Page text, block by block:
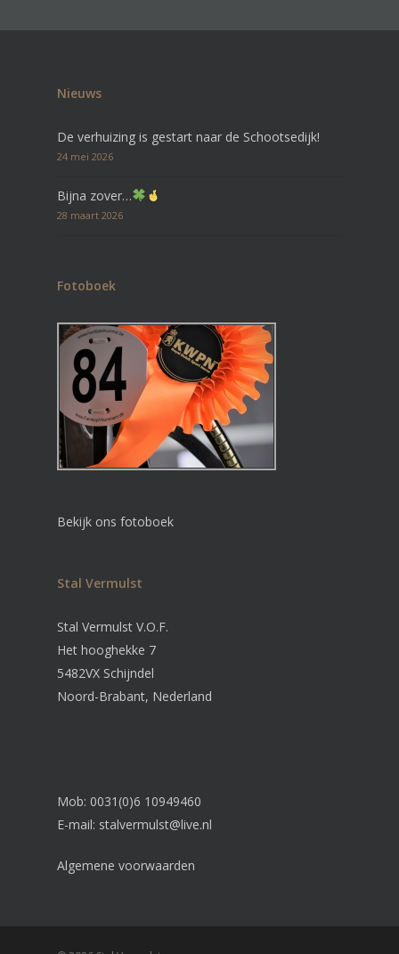
Nieuws
De verhuizing is gestart naar de Schootsedijk!
24 mei 2026
Bijna zover…
28 maart 2026
Fotoboek
Bekijk ons fotoboek
Stal Vermulst
Stal Vermulst V.O.F.
Het hooghekke 7
5482VX Schijndel
Noord-Brabant, Nederland
Mob: 0031(0)6 10949460
E-mail: stalvermulst@live.nl
Algemene voorwaarden